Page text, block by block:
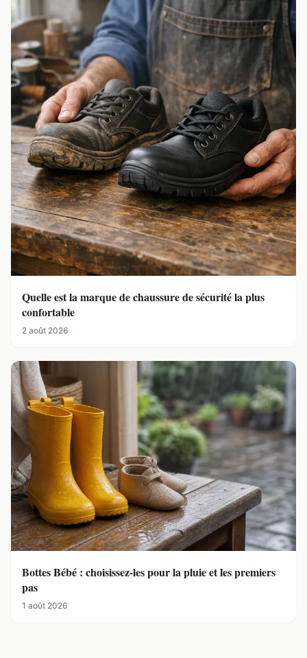
Quelle est la marque de chaussure de sécurité la plus
confortable
2 août 2026
Bottes Bébé : choisissez-les pour la pluie et les premiers
pas
1 août 2026